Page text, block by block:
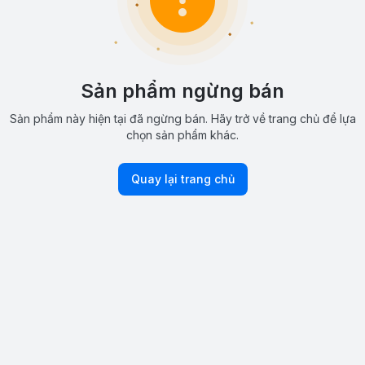
Sản phẩm ngừng bán
Sản phẩm này hiện tại đã ngừng bán. Hãy trở về trang chủ để lựa
chọn sản phẩm khác.
Quay lại trang chủ